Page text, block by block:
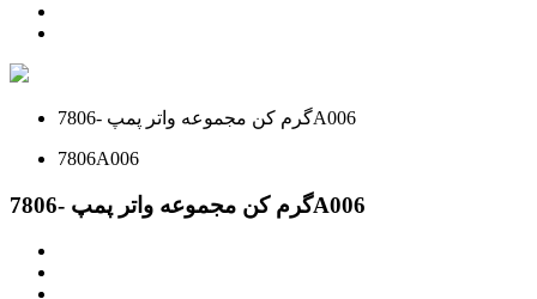
گرم کن مجموعه واتر پمپ -7806A006
7806A006
گرم کن مجموعه واتر پمپ -7806A006